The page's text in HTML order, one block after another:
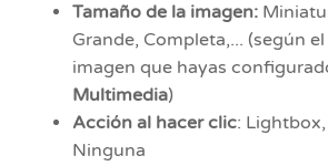
Tamaño de la imagen:
Grande, Completa,... (según
imagen que hayas
Multimedia)
Acción al hacer clic:
Ninguna